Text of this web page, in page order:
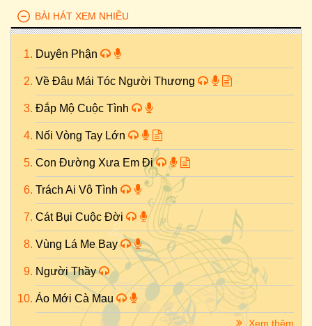
BÀI HÁT XEM NHIỀU
Duyên Phận
Về Đâu Mái Tóc Người Thương
Đắp Mộ Cuộc Tình
Nối Vòng Tay Lớn
Con Đường Xưa Em Đi
Trách Ai Vô Tình
Cát Bụi Cuộc Đời
Vùng Lá Me Bay
Người Thầy
Áo Mới Cà Mau
Xem thêm